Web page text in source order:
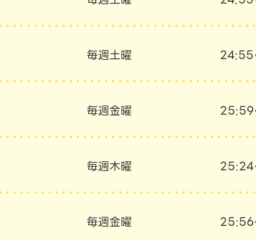
毎週土曜 24:55
毎週金曜 25:59
毎週木曜 25:24
毎週金曜 25:56